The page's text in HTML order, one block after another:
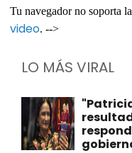
Tu navegador no soporta
video. -->
LO MÁS VIRAL